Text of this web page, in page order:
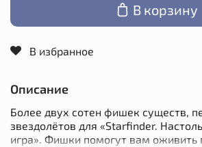
В корзину
В избранное
Описание
Более двух сотен фишек существ,
звездолётов для «Starfinder.
игра». Фишки помогут вам оживить